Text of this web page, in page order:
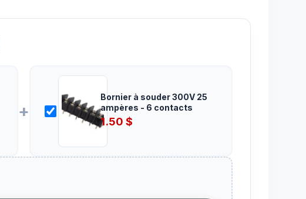
+
Bornier à souder 300V 25
ampères - 6 contacts
1.50$